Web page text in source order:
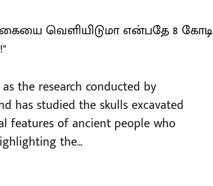
வெளியிடுமா என்பதே 8 கோடி
the research conducted by
has studied the skulls excavated
features of ancient people who
the…